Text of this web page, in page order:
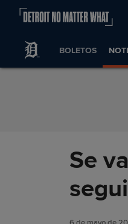
Saltar al Contenido
BOLETOS
Se